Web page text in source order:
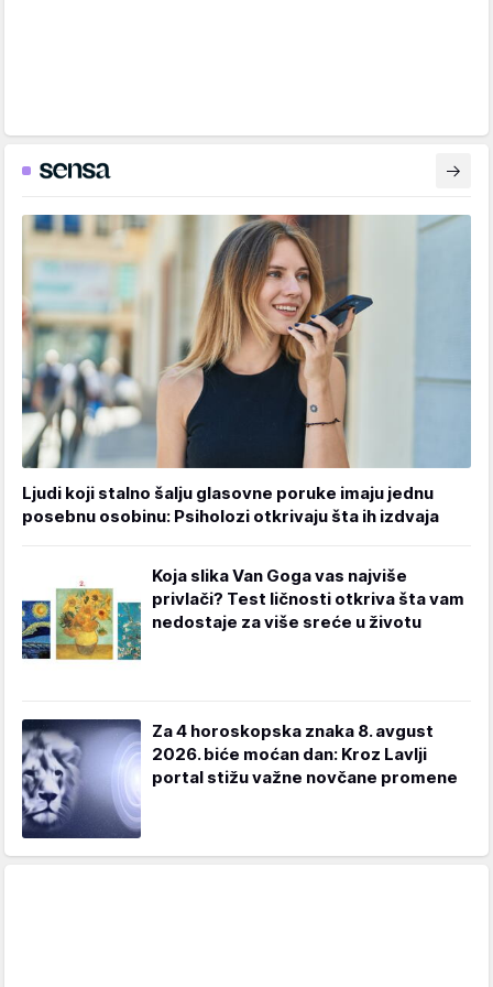
Ljudi koji stalno šalju glasovne poruke imaju jednu
posebnu osobinu: Psiholozi otkrivaju šta ih izdvaja
Koja slika Van Goga vas najviše
privlači? Test ličnosti otkriva šta vam
nedostaje za više sreće u životu
Za 4 horoskopska znaka 8. avgust
2026. biće moćan dan: Kroz Lavlji
portal stižu važne novčane promene